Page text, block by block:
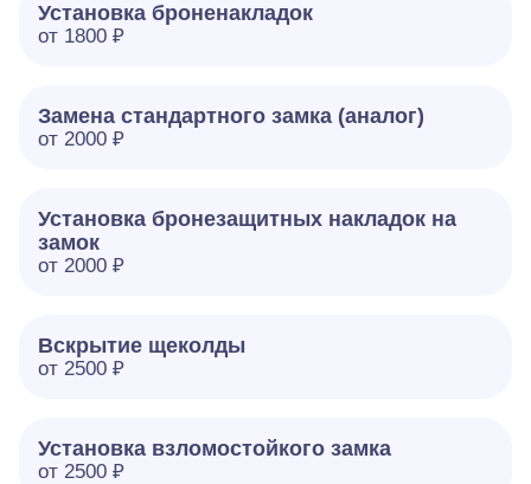
Установка броненакладок
от 1800 ₽
Замена стандартного замка (аналог)
от 2000 ₽
Установка бронезащитных накладок на
замок
от 2000 ₽
Вскрытие щеколды
от 2500 ₽
Установка взломостойкого замка
от 2500 ₽